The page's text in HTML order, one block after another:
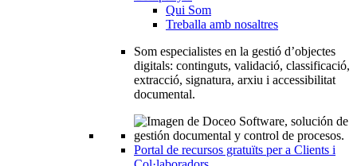
Qui Som
Treballa amb nosaltres
Som especialistes en la gestió d’objectes
digitals: continguts, validació, classificació,
extracció, signatura, arxiu i accessibilitat
documental.
Portal de recursos gratuïts per a Clients i